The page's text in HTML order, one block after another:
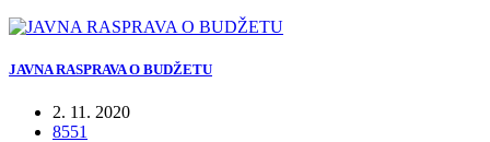
JAVNA RASPRAVA O BUDŽETU
2. 11. 2020
8551